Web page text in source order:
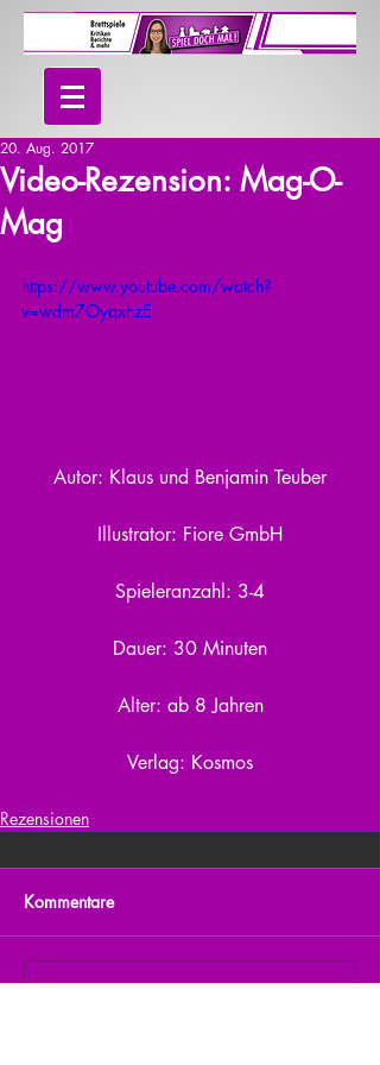
Video-Rezension: Mag-O-
Mag
20. Aug. 2017
https://www.youtube.com/watch?
v=wdm7OyqxhzE
Autor: Klaus und Benjamin Teuber
Illustrator: Fiore GmbH
Spieleranzahl: 3-4
Dauer: 30 Minuten
Alter: ab 8 Jahren
Verlag: Kosmos
Rezensionen
Kommentare